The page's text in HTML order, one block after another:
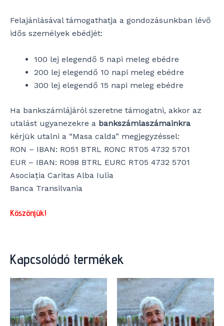
Felajánlásával támogathatja a gondozásunkban lévő
idős személyek ebédjét:
100 lej elegendő 5 napi meleg ebédre
200 lej elegendő 10 napi meleg ebédre
300 lej elegendő 15 napi meleg ebédre
Ha bankszámlájáról szeretne támogatni, akkor az
utalást ugyanezekre a bankszámlaszámainkra
kérjük utalni a “Masa calda” megjegyzéssel:
RON – IBAN: RO51 BTRL RONC RT05 4732 5701
EUR – IBAN: RO98 BTRL EURC RT05 4732 5701
Asociația Caritas Alba Iulia
Banca Transilvania
Köszönjük!
Kapcsolódó termékek